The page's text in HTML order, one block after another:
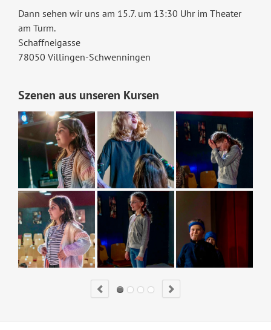
Dann sehen wir uns am 15.7. um 13:30 Uhr im Theater
am Turm.
Schaffneigasse
78050 Villingen-Schwenningen
Szenen aus unseren Kursen